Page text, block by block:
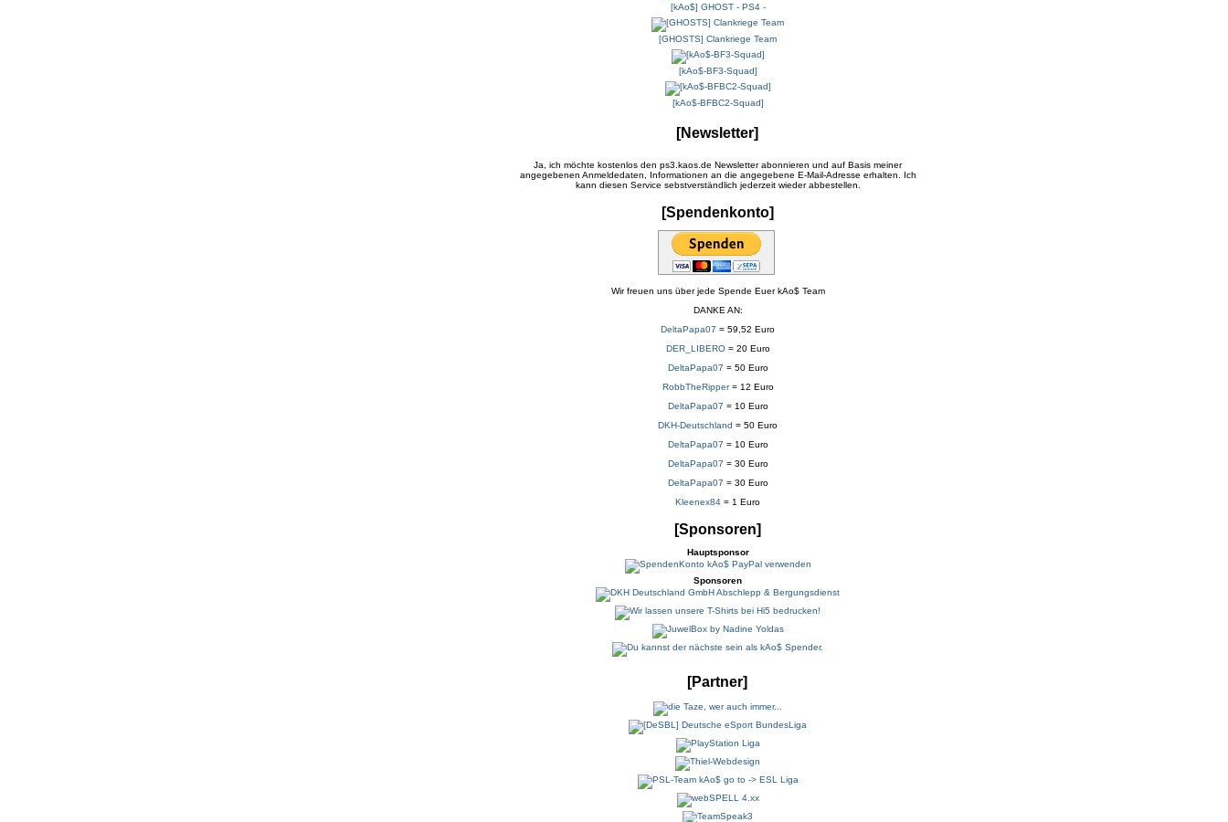
[kAo$] GHOST - PS4 -
[GHOSTS] Clankriege Team
[kAo$-BF3-Squad]
[kAo$-BFBC2-Squad]
[Newsletter]
Ja, ich möchte kostenlos den ps3.kaos.de Newsletter abonnieren und auf Basis meiner
angegebenen Anmeldedaten, Informationen an die angegebene E-Mail-Adresse erhalten. Ich
kann diesen Service sebstverständlich jederzeit wieder abbestellen.
[Spendenkonto]
Wir freuen uns über jede Spende Euer kAo$ Team
DANKE AN:
DeltaPapa07 = 59,52 Euro
DER_LIBERO= 20 Euro
DeltaPapa07 = 50 Euro
RobbTheRipper= 12 Euro
DeltaPapa07 = 10 Euro
DKH-Deutschland = 50 Euro
DeltaPapa07 = 10 Euro
DeltaPapa07 = 30 Euro
DeltaPapa07 = 30 Euro
Kleenex84 = 1 Euro
[Sponsoren]
Hauptsponsor
Sponsoren
[Partner]